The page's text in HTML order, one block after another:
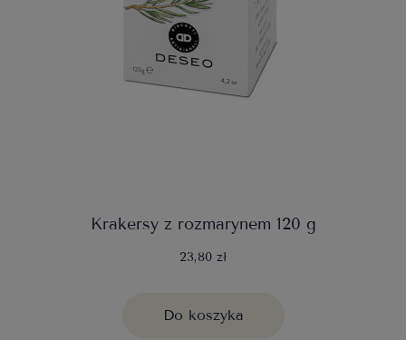
Krakersy z rozmarynem 120 g
23,80 zł
Do koszyka